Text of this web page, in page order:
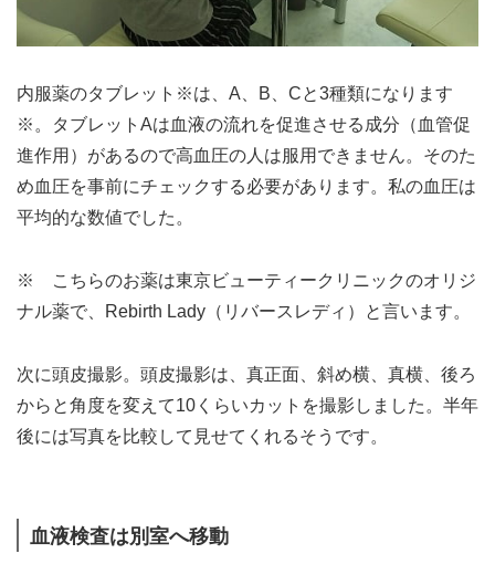
内服薬のタブレット※は、A、B、Cと3種類になります
※。タブレットAは血液の流れを促進させる成分（血管促
進作用）があるので高血圧の人は服用できません。そのた
め血圧を事前にチェックする必要があります。私の血圧は
平均的な数値でした。
※ こちらのお薬は東京ビューティークリニックのオリジ
ナル薬で、Rebirth Lady（リバースレディ）と言います。
次に頭皮撮影。頭皮撮影は、真正面、斜め横、真横、後ろ
からと角度を変えて10くらいカットを撮影しました。半年
後には写真を比較して見せてくれるそうです。
血液検査は別室へ移動